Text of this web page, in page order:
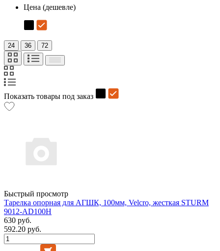
Цена (дешевле)
24 36 72
Показать товары под заказ
Быстрый просмотр
Тарелка опорная для АГШК, 100мм, Velcro, жесткая STURM
9012-AD100H
630 руб.
592.20 руб.